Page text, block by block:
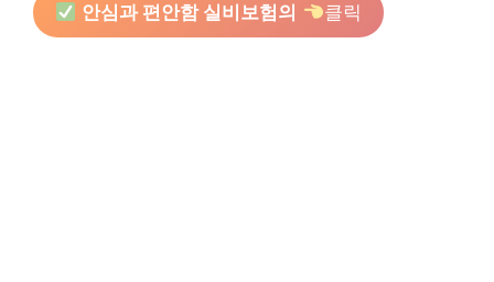
안심과 편안함 실비보험의 클릭